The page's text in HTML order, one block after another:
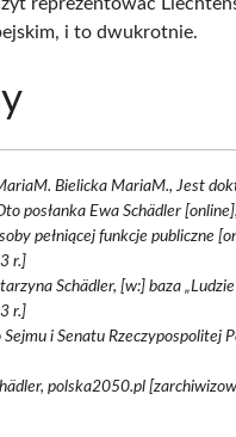
i to dwukrotnie.
Bielicka MariaM., Jest
posłanka Ewa Schädler
pełniącej funkcje publiczne
r.]
Schädler, [w:] baza
r.]
Sejmu i Senatu
polska2050.pl